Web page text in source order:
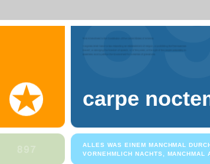
carpe
ALLES WAS EINEM MANCHMAL
VORNEHMLICH NACHTS, MANCHMAL